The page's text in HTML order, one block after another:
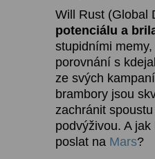
Will Rust (Global
potenciálu a
stupidními
porovnání s
ze svých
brambory jsou
zachránit
podvýživou. A
poslat na Mars?